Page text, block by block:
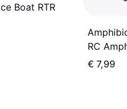
Boat RTR
RC
340mm
€ 7,99